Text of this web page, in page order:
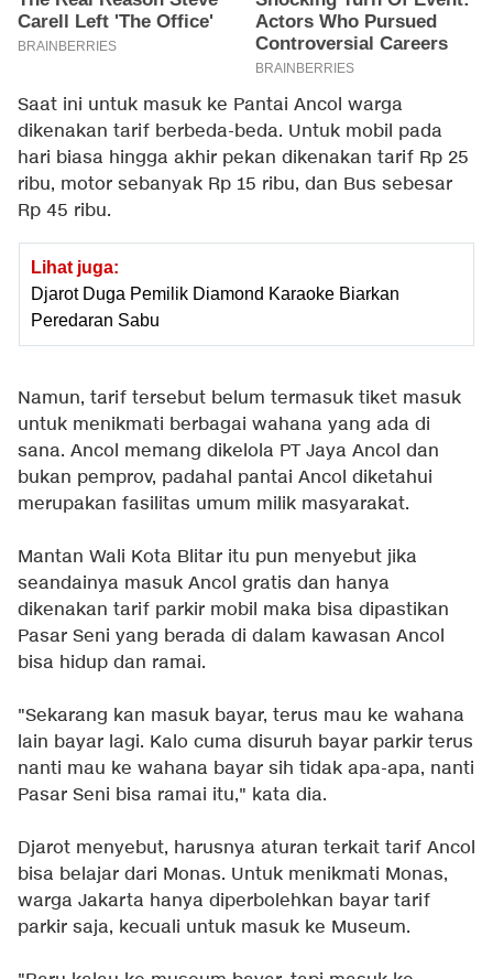
Saat ini untuk masuk ke Pantai Ancol warga
dikenakan tarif berbeda-beda. Untuk mobil pada
hari biasa hingga akhir pekan dikenakan tarif Rp 25
ribu, motor sebanyak Rp 15 ribu, dan Bus sebesar
Rp 45 ribu.
Lihat juga:
Djarot Duga Pemilik Diamond Karaoke Biarkan
Peredaran Sabu
Namun, tarif tersebut belum termasuk tiket masuk
untuk menikmati berbagai wahana yang ada di
sana. Ancol memang dikelola PT Jaya Ancol dan
bukan pemprov, padahal pantai Ancol diketahui
merupakan fasilitas umum milik masyarakat.
Mantan Wali Kota Blitar itu pun menyebut jika
seandainya masuk Ancol gratis dan hanya
dikenakan tarif parkir mobil maka bisa dipastikan
Pasar Seni yang berada di dalam kawasan Ancol
bisa hidup dan ramai.
"Sekarang kan masuk bayar, terus mau ke wahana
lain bayar lagi. Kalo cuma disuruh bayar parkir terus
nanti mau ke wahana bayar sih tidak apa-apa, nanti
Pasar Seni bisa ramai itu," kata dia.
Djarot menyebut, harusnya aturan terkait tarif Ancol
bisa belajar dari Monas. Untuk menikmati Monas,
warga Jakarta hanya diperbolehkan bayar tarif
parkir saja, kecuali untuk masuk ke Museum.